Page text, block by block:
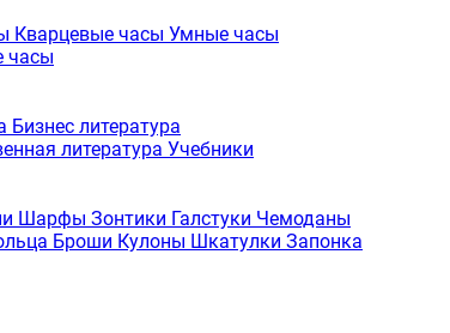
Кварцевые часы Умные часы
часы
Бизнес литература
литература Учебники
Шарфы Зонтики Галстуки Чемоданы
Броши Кулоны Шкатулки Запонка